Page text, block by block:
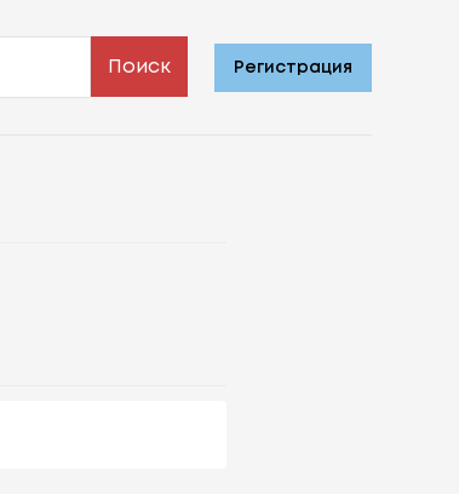
Поиск Регистрация